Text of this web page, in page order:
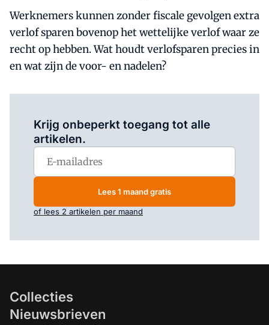
Werknemers kunnen zonder fiscale gevolgen extra
verlof sparen bovenop het wettelijke verlof waar ze
recht op hebben. Wat houdt verlofsparen precies in
en wat zijn de voor- en nadelen?
Krijg onbeperkt toegang tot alle
artikelen.
Lees 1 maand gratis
of lees 2 artikelen per maand
Collecties
Nieuwsbrieven